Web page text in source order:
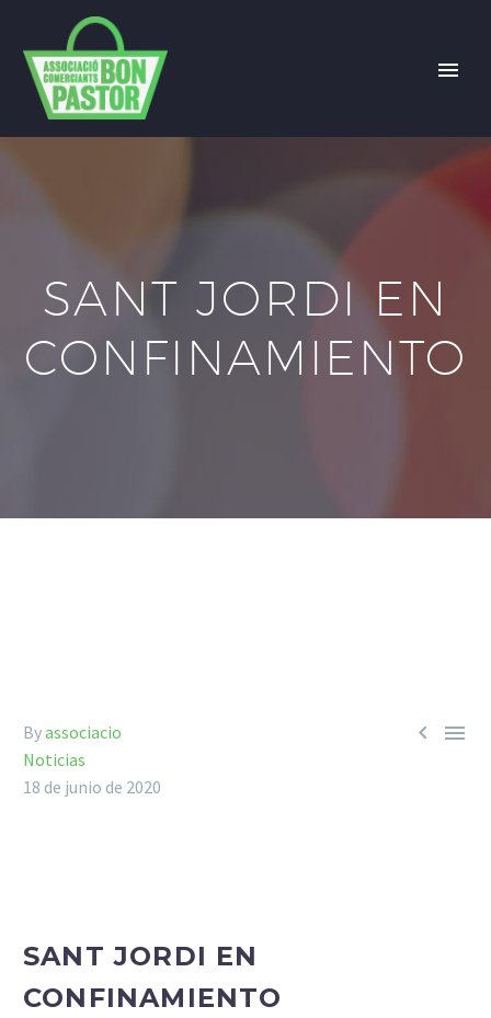
SANT JORDI EN
CONFINAMIENTO
 
Byassociacio
Noticias
18 de junio de 2020
SANT JORDI EN
CONFINAMIENTO